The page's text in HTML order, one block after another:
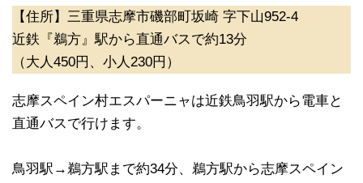
【住所】三重県志摩市磯部町坂崎 字下山952-4
近鉄『鵜方』駅から直通バスで約13分
（大人450円、小人230円）
志摩スペイン村エスパーニャは近鉄鳥羽駅から電車と
直通バスで行けます。
鳥羽駅→鵜方駅まで約34分、鵜方駅から志摩スペイン